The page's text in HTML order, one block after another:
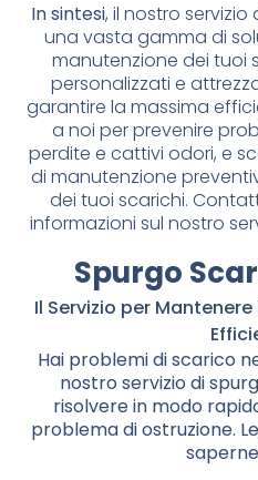
In sintesi, il nostro
una vasta gamma di
manutenzione dei tuoi
personalizzati e
garantire la massima
a noi per prevenire
perdite e cattivi odori, e
di manutenzione
dei tuoi scarichi.
informazioni sul nostro
Spurgo
Il Servizio per
Hai problemi di scarico
nostro servizio di
risolvere in modo
problema di ostruzione.